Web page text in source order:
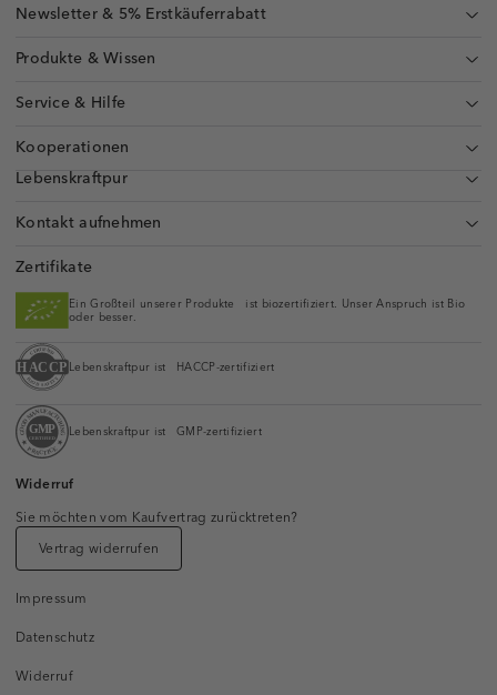
Produkte & Wissen
Service & Hilfe
Kooperationen
Lebenskraftpur
Kontakt aufnehmen
Zertifikate
Ein Großteil unserer Produkte ist biozertifiziert. Unser Anspruch ist Bio
oder besser.
Lebenskraftpur ist HACCP-zertifiziert
Lebenskraftpur ist GMP-zertifiziert
Widerruf
Sie möchten vom Kaufvertrag zurücktreten?
Vertrag widerrufen
Newsletter & 5% Erstkäuferrabatt
Impressum
Datenschutz
Widerruf